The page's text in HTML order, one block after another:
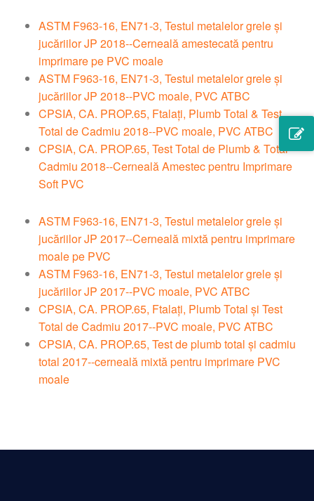
ASTM F963-16, EN71-3, Testul metalelor grele și
jucăriilor JP 2018--Cerneală amestecată pentru
imprimare pe PVC moale
ASTM F963-16, EN71-3, Testul metalelor grele și
jucăriilor JP 2018--PVC moale, PVC ATBC
CPSIA, CA. PROP.65, Ftalați, Plumb Total & Test
Total de Cadmiu 2018--PVC moale, PVC ATBC
CPSIA, CA. PROP.65, Test Total de Plumb & Total
Cadmiu 2018--Cerneală Amestec pentru Imprimare
Soft PVC
ASTM F963-16, EN71-3, Testul metalelor grele și
jucăriilor JP 2017--Cerneală mixtă pentru imprimare
moale pe PVC
ASTM F963-16, EN71-3, Testul metalelor grele și
jucăriilor JP 2017--PVC moale, PVC ATBC
CPSIA, CA. PROP.65, Ftalați, Plumb Total și Test
Total de Cadmiu 2017--PVC moale, PVC ATBC
CPSIA, CA. PROP.65, Test de plumb total și cadmiu
total 2017--cerneală mixtă pentru imprimare PVC
moale